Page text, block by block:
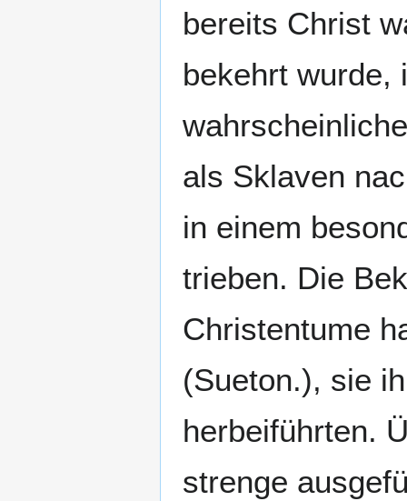
bereits Christ
bekehrt wurde,
als Sklaven
in einem
trieben. Die
Christentume
(Sueton.), sie
herbeiführten.
strenge